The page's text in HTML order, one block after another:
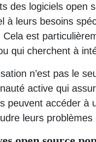
des logiciels
à leurs besoins
est
qui cherchent à
n’est pas le
active qui
peuvent accéder
leurs